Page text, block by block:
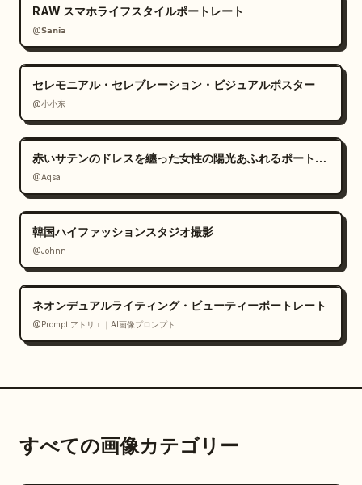
RAW スマホライフスタイルポートレート
@𝗦𝗮𝗻𝗶𝗮
セレモニアル・セレブレーション・ビジュアルポスター
@小小东
赤いサテンのドレスを纏った女性の陽光あふれるポートレート
@Aqsa
韓国ハイファッションスタジオ撮影
@Johnn
ネオンデュアルライティング・ビューティーポートレート
@Prompt アトリエ｜AI画像プロンプト
すべての画像カテゴリー